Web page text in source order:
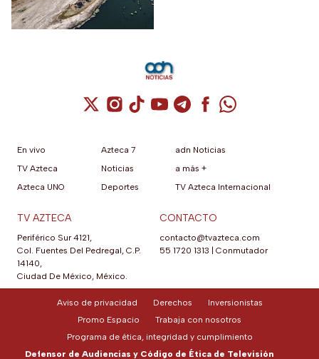
Cuenta de X / Twitter (se abre en una
Cuenta de Instagram (se abre en una
Cuenta de TikTok (se abre en
Cuenta de YouTube (se abre
Cuenta de Telegram (se
Cuenta de
Cuenta de
En vivo
TV Azteca
Azteca UNO
Azteca 7
Noticias
Deportes
adn Noticias
a más +
TV Azteca Internacional
TV AZTECA
Periférico Sur 4121,
Col. Fuentes Del Pedregal, C.P.
14140,
Ciudad De México, México.
CONTACTO
contacto@tvazteca.com
55 1720 1313
Conmutador
Aviso de privacidad Derechos
Inversionistas
Promo Espacio
Trabaja con nosotros
Programa de ética, integridad y cumplimiento
Defensor de Audiencias y Código de Ética de Televisión